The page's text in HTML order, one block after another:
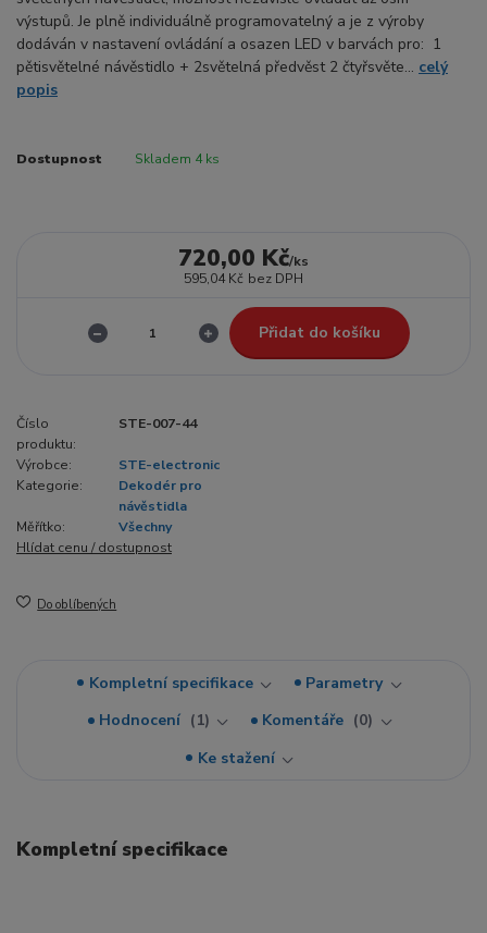
výstupů. Je plně individuálně programovatelný a je z výroby
dodáván v nastavení ovládání a osazen LED v barvách pro: 1
pětisvětelné návěstidlo + 2světelná předvěst 2 čtyřsvěte... celý
popis
Dostupnost Skladem 4 ks
720,00 Kč/ks
595,04 Kč bez DPH
Přidat do košíku
Číslo
produktu:
STE-007-44
Výrobce:
STE-electronic
Kategorie:
Dekodér pro
návěstidla
Měřítko:
Všechny
Hlídat cenu / dostupnost
Do oblíbených
Kompletní specifikace
Parametry
Hodnocení
1 Komentáře
0
Ke stažení
Kompletní specifikace